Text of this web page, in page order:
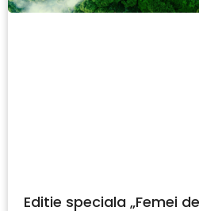
Editie speciala „Femei